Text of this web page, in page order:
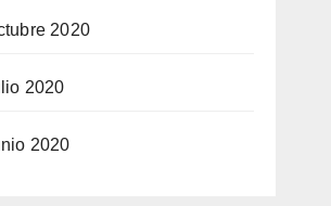
2020
2020
2020